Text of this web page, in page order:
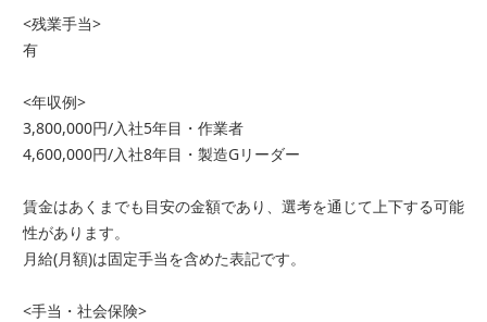
<残業手当>
有
<年収例>
3,800,000円/入社5年目・作業者
4,600,000円/入社8年目・製造Gリーダー
賃金はあくまでも目安の金額であり、選考を通じて上下する可能
性があります。
月給(月額)は固定手当を含めた表記です。
<手当・社会保険>